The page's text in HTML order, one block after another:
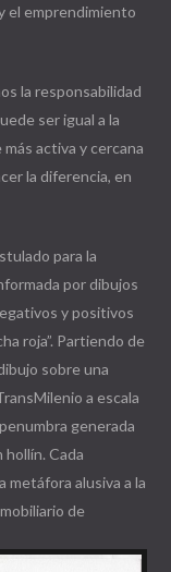
el emprendimiento
la responsabilidad
ser igual a la
activa y cercana
la diferencia, en
para la
por dibujos
y positivos
roja”. Partiendo de
sobre una
a escala
generada
hollín. Cada
metáfora alusiva a la
de